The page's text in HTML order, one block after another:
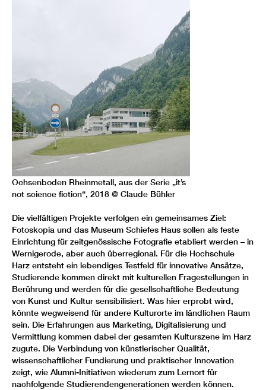
Ochsenboden Rheinmetall, aus der Serie „it’s
not science fiction“, 2018 @ Claude Bühler
Die vielfältigen Projekte verfolgen ein gemeinsames Ziel:
Fotoskopia und das Museum Schiefes Haus sollen als feste
Einrichtung für zeitgenössische Fotografie etabliert werden – in
Wernigerode, aber auch überregional. Für die Hochschule
Harz entsteht ein lebendiges Testfeld für innovative Ansätze,
Studierende kommen direkt mit kulturellen Fragestellungen in
Berührung und werden für die gesellschaftliche Bedeutung
von Kunst und Kultur sensibilisiert. Was hier erprobt wird,
könnte wegweisend für andere Kulturorte im ländlichen Raum
sein. Die Erfahrungen aus Marketing, Digitalisierung und
Vermittlung kommen dabei der gesamten Kulturszene im Harz
zugute. Die Verbindung von künstlerischer Qualität,
wissenschaftlicher Fundierung und praktischer Innovation
zeigt, wie Alumni-Initiativen wiederum zum Lernort für
nachfolgende Studierendengenerationen werden können.